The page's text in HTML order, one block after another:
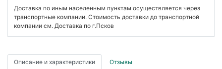
Доставка по иным населенным пунктам осуществляется через
транспортные компании. Стоимость доставки до транспортной
компании см. Доставка по г.Псков
Описание и характеристики Отзывы